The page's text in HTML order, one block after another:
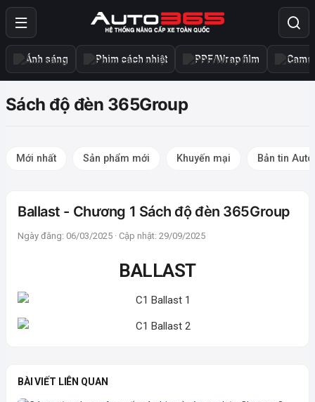
Ánh sáng Phim cách nhiệt PPF/Wrap film
Sách độ đèn 365Group
Mới nhất Sản phẩm mới Khuyến mại Bản tin
Ballast - Chương 1 Sách độ đèn 365Group
Ngày đăng: 06/03/2025 · Cập nhật: 29/09/2025
BALLAST
BÀI VIẾT LIÊN QUAN